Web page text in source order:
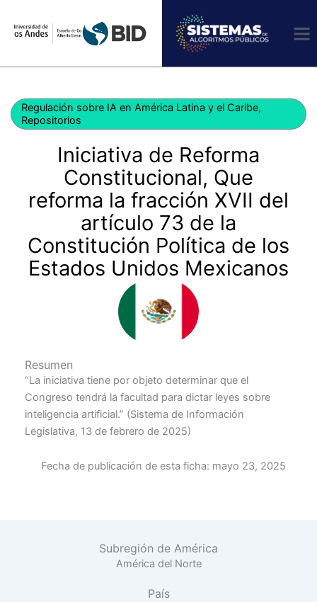
Regulación sobre IA en América Latina y el Caribe,
Repositorios
Iniciativa de Reforma
Constitucional, Que
reforma la fracción XVII del
artículo 73 de la
Constitución Política de los
Estados Unidos Mexicanos
Resumen
“La iniciativa tiene por objeto determinar que el
Congreso tendrá la facultad para dictar leyes sobre
inteligencia artificial.” (Sistema de Información
Legislativa, 13 de febrero de 2025)
Fecha de publicación de esta ficha: mayo 23, 2025
Subregión de América
América del Norte
País